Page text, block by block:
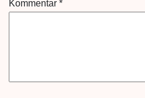
Kommentar *